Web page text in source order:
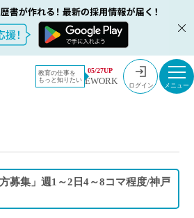
教育の仕事を
もっと知りたい
05/27UP
EWORK ログイン
採用情報
校の非常勤講師 9月開始
募集」週1～2日4～8コマ程度/神戸